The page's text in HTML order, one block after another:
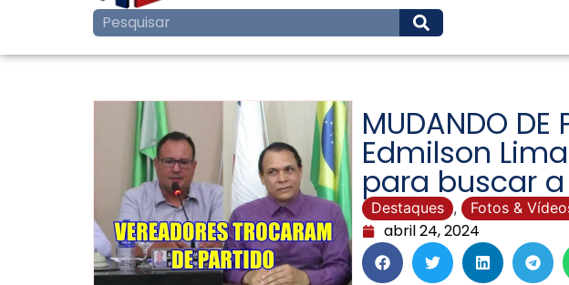
MUDANDO
Edmilson
para buscar
Destaques , Fotos &
abril 24, 2024